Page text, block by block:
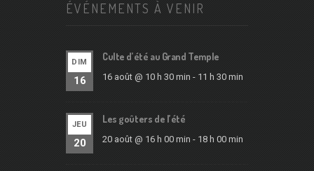
ÉVÉNEMENTS À VENIR
DIM
16
Culte d’été au Grand Temple
16 août @ 10 h 30 min - 11 h 30 min
JEU
20
Les goûters de l’été
20 août @ 16 h 00 min - 18 h 00 min